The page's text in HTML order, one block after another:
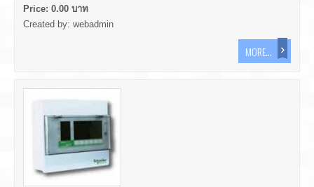
Price: 0.00 บาท
Created by: webadmin
MORE...